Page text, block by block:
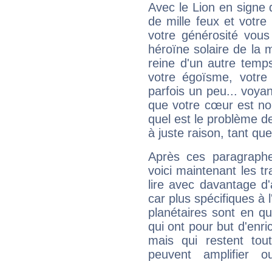
Avec le Lion en signe
de mille feux et votre
votre générosité
héroïne solaire de la
reine d'un autre
votre égoïsme,
parfois un peu...
que votre cœur est
quel est le problème
à juste raison, tant
Après ces
voici maintenant les
lire avec davantage
car plus spécifiques à
planétaires sont en
qui ont pour but
mais qui restent
peuvent amplifier